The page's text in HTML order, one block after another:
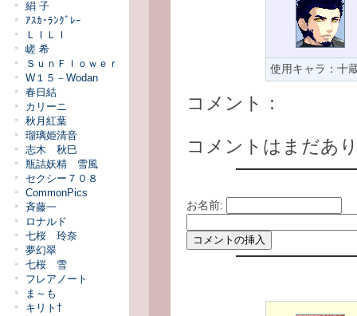
絹 子
ｱｽｶ･ﾗﾝｸﾞﾚｰ
ＬＩＬＩ
嵯 希
ＳｕｎＦｌｏｗｅｒ
W１５－Wodan
春日結
カリーニ
秋月紅葉
瑠璃姫清音
志木 秋巳
瓶詰妖精 雪風
セクシー７０８
CommonPics
斉藤一
ロナルド
七桜 玲奈
夢幻翠
七桜 雪
フレアノート
ま～も
キリト†
使用キャラ：十
コメント：
コメントはまだあ
お名前: